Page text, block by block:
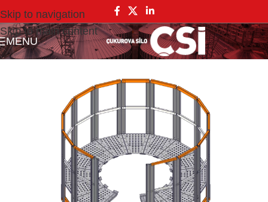
Skip to navigation
Skip to main content
MENU